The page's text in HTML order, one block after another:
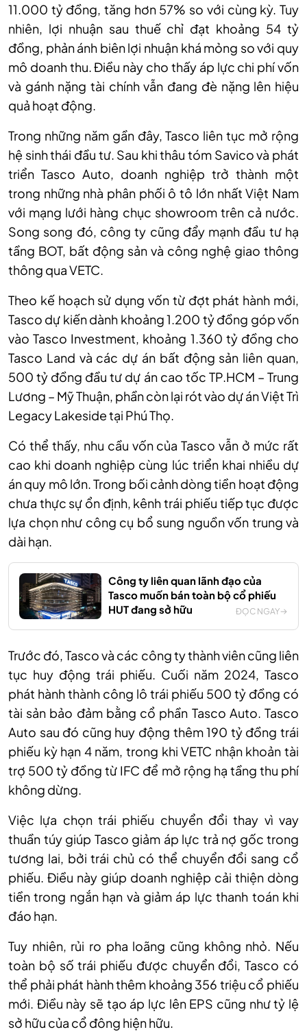
11.000 tỷ đồng, tăng hơn 57% so với cùng kỳ. Tuy
nhiên, lợi nhuận sau thuế chỉ đạt khoảng 54 tỷ
đồng, phản ánh biên lợi nhuận khá mỏng so với quy
mô doanh thu. Điều này cho thấy áp lực chi phí vốn
và gánh nặng tài chính vẫn đang đè nặng lên hiệu
quả hoạt động.
Trong những năm gần đây, Tasco liên tục mở rộng
hệ sinh thái đầu tư. Sau khi thâu tóm Savico và phát
triển Tasco Auto, doanh nghiệp trở thành một
trong những nhà phân phối ô tô lớn nhất Việt Nam
với mạng lưới hàng chục showroom trên cả nước.
Song song đó, công ty cũng đẩy mạnh đầu tư hạ
tầng BOT, bất động sản và công nghệ giao thông
thông qua VETC.
Theo kế hoạch sử dụng vốn từ đợt phát hành mới,
Tasco dự kiến dành khoảng 1.200 tỷ đồng góp vốn
vào Tasco Investment, khoảng 1.360 tỷ đồng cho
Tasco Land và các dự án bất động sản liên quan,
500 tỷ đồng đầu tư dự án cao tốc TP.HCM – Trung
Lương – Mỹ Thuận, phần còn lại rót vào dự án Việt Trì
Legacy Lakeside tại Phú Thọ.
Có thể thấy, nhu cầu vốn của Tasco vẫn ở mức rất
cao khi doanh nghiệp cùng lúc triển khai nhiều dự
án quy mô lớn. Trong bối cảnh dòng tiền hoạt động
chưa thực sự ổn định, kênh trái phiếu tiếp tục được
lựa chọn như công cụ bổ sung nguồn vốn trung và
dài hạn.
Công ty liên quan lãnh đạo của
Tasco muốn bán toàn bộ cổ phiếu
HUT đang sở hữu
ĐỌC NGAY
Trước đó, Tasco và các công ty thành viên cũng liên
tục huy động trái phiếu. Cuối năm 2024, Tasco
phát hành thành công lô trái phiếu 500 tỷ đồng có
tài sản bảo đảm bằng cổ phần Tasco Auto. Tasco
Auto sau đó cũng huy động thêm 190 tỷ đồng trái
phiếu kỳ hạn 4 năm, trong khi VETC nhận khoản tài
trợ 500 tỷ đồng từ IFC để mở rộng hạ tầng thu phí
không dừng.
Việc lựa chọn trái phiếu chuyển đổi thay vì vay
thuần túy giúp Tasco giảm áp lực trả nợ gốc trong
tương lai, bởi trái chủ có thể chuyển đổi sang cổ
phiếu. Điều này giúp doanh nghiệp cải thiện dòng
tiền trong ngắn hạn và giảm áp lực thanh toán khi
đáo hạn.
Tuy nhiên, rủi ro pha loãng cũng không nhỏ. Nếu
toàn bộ số trái phiếu được chuyển đổi, Tasco có
thể phải phát hành thêm khoảng 356 triệu cổ phiếu
mới. Điều này sẽ tạo áp lực lên EPS cũng như tỷ lệ
sở hữu của cổ đông hiện hữu.